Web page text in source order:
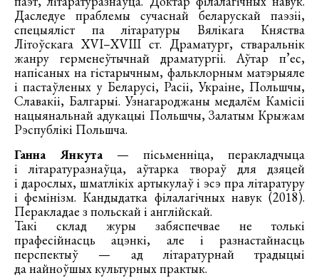
Даследуе праблемы сучаснай беларускай паэзіі,
спецыяліст па літаратуры Вялікага Княства
Літоўскага XVI–XVIII ст. Драматург, стваральнік
жанру герменеўтычнай драматургіі. Аўтар п’ес,
напісаных на гістарычным, фальклорным матэрыяле
і пастаўленых у Беларусі, Расіі, Украіне, Польшчы,
Славакіі, Балгарыі. Узнагароджаны медалём Камісіі
нацыянальнай адукацыі Польшчы, Залатым Крыжам
Рэспублікі Польшча.
Ганна Янкута— пісьменніца, перакладчыца
і літаратуразнаўца, аўтарка твораў для дзяцей
і дарослых, шматлікіх артыкулаў і эсэ пра літаратуру
і фемінізм. Кандыдатка філалагічных навук (2018).
Перакладае з польскай і англійскай.
Такі склад журы забяспечвае не толькі
прафесійнасць ацэнкі, але і разнастайнасць
перспектыў — ад літаратурнай традыцыі
да найноўшых культурных практык.